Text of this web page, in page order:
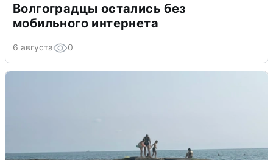
Волгоградцы остались без
мобильного интернета
6 августа 0